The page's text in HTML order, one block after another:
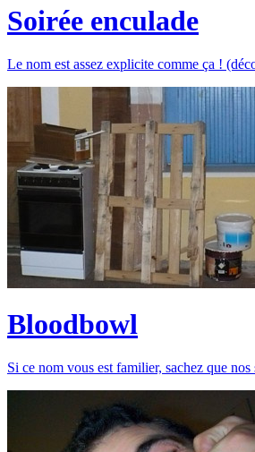
Soirée enculade
Le nom est assez explicite comme ça !
Bloodbowl
Si ce nom vous est familier, sachez que